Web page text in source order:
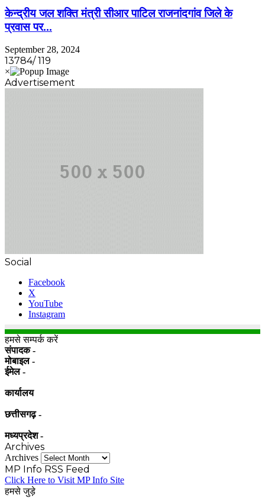
केन्द्रीय जल शक्ति मंत्री सीआर पाटिल राजनांदगांव जिले के
प्रवास पर…
September 28, 2024
13784/ 119
Advertisement
Social
Facebook
X
YouTube
Instagram
हमसे सम्पर्क करें
संपादक -
मोबाइल -
ईमेल -
कार्यालय
छत्तीसगढ़ -
मध्यप्रदेश -
Archives
Archives
MP Info RSS Feed
Click Here to Visit MP Info Site
हमसे जुड़े